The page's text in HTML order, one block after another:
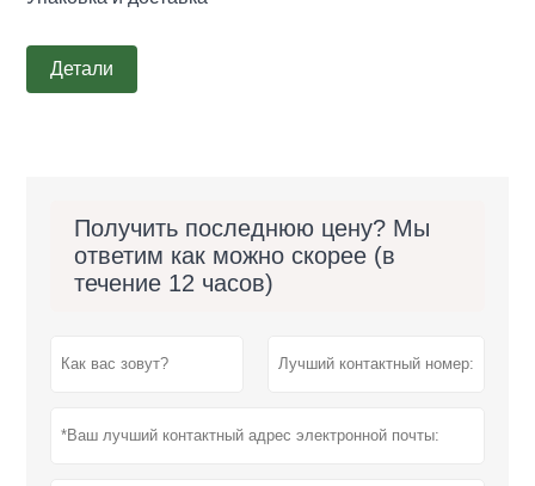
Детали
Получить последнюю цену? Мы
ответим как можно скорее (в
течение 12 часов)